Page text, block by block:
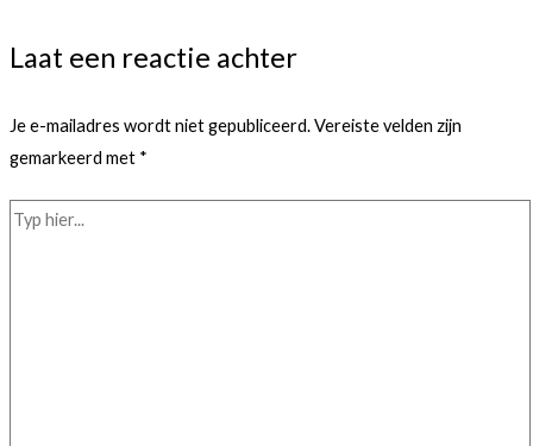
Laat een reactie achter
Je e-mailadres wordt niet gepubliceerd.Vereiste velden zijn
gemarkeerd met *
Typ